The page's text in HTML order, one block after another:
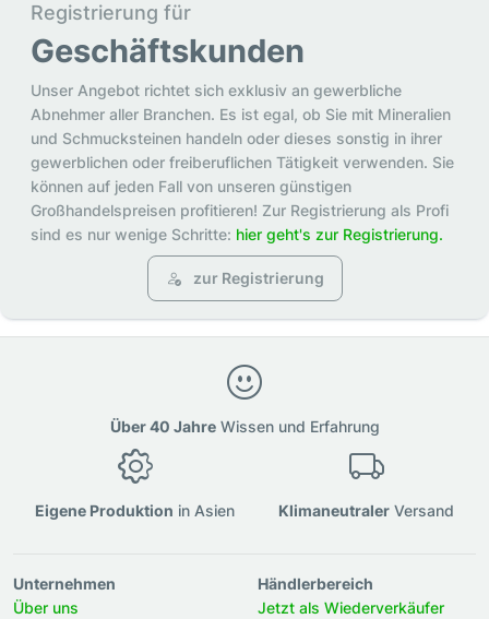
Registrierung für
Geschäftskunden
Unser Angebot richtet sich exklusiv an gewerbliche
Abnehmer aller Branchen. Es ist egal, ob Sie mit Mineralien
und Schmucksteinen handeln oder dieses sonstig in ihrer
gewerblichen oder freiberuflichen Tätigkeit verwenden. Sie
können auf jeden Fall von unseren günstigen
Großhandelspreisen profitieren! Zur Registrierung als Profi
sind es nur wenige Schritte: hier geht's zur Registrierung.
zur Registrierung
Über 40 JahreWissen und Erfahrung
Eigene Produktion in Asien Klimaneutraler Versand
Unternehmen
Über uns
Händlerbereich
Jetzt als Wiederverkäufer